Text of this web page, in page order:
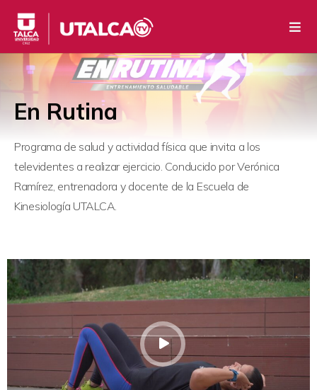
En Rutina
Programa de salud y actividad física que invita a los
televidentes a realizar ejercicio. Conducido por Verónica
Ramírez, entrenadora y docente de la Escuela de
Kinesiología UTALCA.